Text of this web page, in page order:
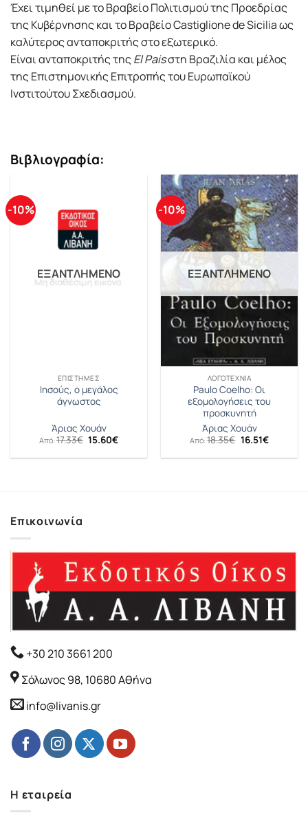
Έχει τιμηθεί με το Βραβείο Πολιτισμού της Προεδρίας
της Κυβέρνησης και το Βραβείο Castiglione de Sicilia ως
καλύτερος ανταποκριτής στο εξωτερικό.
Είναι ανταποκριτής τηςEl Paisστη Βραζιλία και μέλος
της Επιστημονικής Επιτροπής του Ευρωπαϊκού
Ινστιτούτου Σχεδιασμού.
Βιβλιογραφία:
-10%
ΕΞΑΝΤΛΗΜΈΝΟ
ΕΠΙΣΤΉΜΕΣ
Ιησούς, ο μεγάλος
άγνωστος
Άριας Χουάν
Από: 17.33€ Original
price
was:
15.60€Η
τιμή
-10%
ΕΞΑΝΤΛΗΜΈΝΟ
ΛΟΓΟΤΕΧΝΊΑ
Paulo Coelho: Οι
εξομολογήσεις του
προσκυνητή
Άριας Χουάν
Από:18.35€ Original
price
was:
16.51€Η
τιμή
Επικοινωνία
+30 210 3661 200
Σόλωνος 98, 10680 Αθήνα
info@livanis.gr
Η εταιρεία